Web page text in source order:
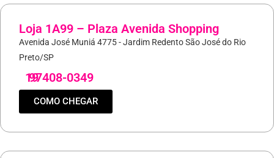
Loja 1A99 – Plaza Avenida Shopping
Avenida José Muniá 4775 - Jardim Redento São José do Rio
Preto/SP
19
97408-0349
COMO CHEGAR